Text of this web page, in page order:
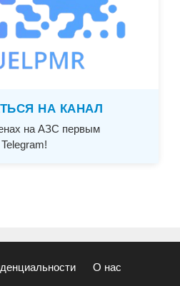
НА КАНАЛ
на АЗС первым
О нас